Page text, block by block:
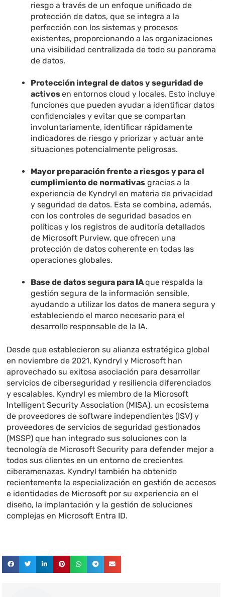
riesgo a través de un enfoque unificado de
protección de datos, que se integra a la
perfección con los sistemas y procesos
existentes, proporcionando a las organizaciones
una visibilidad centralizada de todo su panorama
de datos.
Protección integral de datos yseguridad de
activosen entornos cloud y locales. Esto incluye
funciones que pueden ayudar a identificar datos
confidenciales y evitar que se compartan
involuntariamente, identificar rápidamente
indicadores de riesgo y priorizar y actuar ante
situaciones potencialmente peligrosas.
Mayor preparación frente a riesgos y para el
cumplimiento de normativas gracias a la
experiencia de Kyndryl en materia de privacidad
y seguridad de datos. Esta se combina, además,
con los controles de seguridad basados en
políticas y los registros de auditoría detallados
de Microsoft Purview, que ofrecen una
protección de datos coherente en todas las
operaciones globales.
Base de datos segura para IAque respalda la
gestión segura de la información sensible,
ayudando a utilizar los datos de manera segura y
estableciendo el marco necesario para el
desarrollo responsable de la IA.
Desde que establecieron su alianza estratégica global
en noviembre de 2021, Kyndryl y Microsoft han
aprovechado su exitosa asociación para desarrollar
servicios de ciberseguridad y resiliencia diferenciados
y escalables. Kyndryl es miembro de la Microsoft
Intelligent Security Association (MISA), un ecosistema
de proveedores de software independientes (ISV) y
proveedores de servicios de seguridad gestionados
(MSSP) que han integrado sus soluciones con la
tecnología de Microsoft Security para defender mejor a
todos sus clientes en un entorno de crecientes
ciberamenazas. Kyndryl también ha obtenido
recientemente la especialización en gestión de accesos
e identidades de Microsoft por su experiencia en el
diseño, la implantación y la gestión de soluciones
complejas en Microsoft Entra ID.